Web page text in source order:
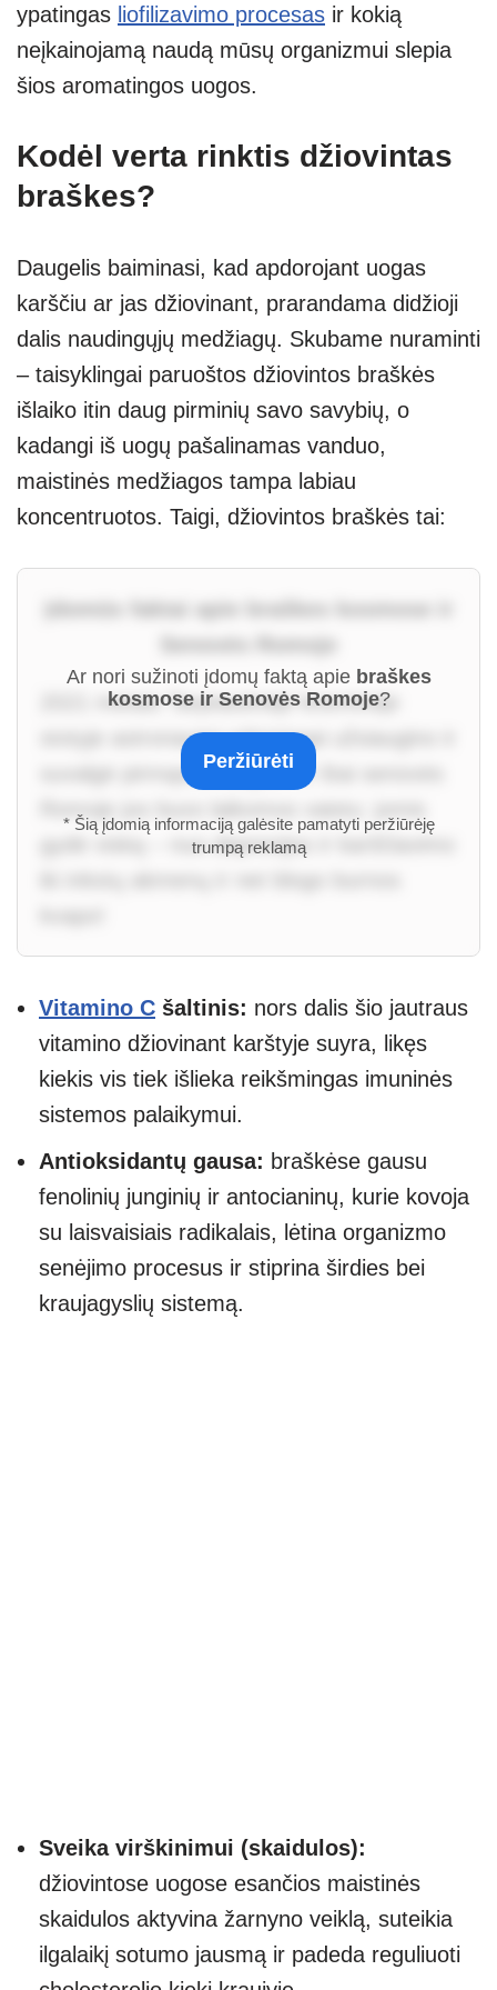
ypatingas liofilizavimo procesas ir kokią
neįkainojamą naudą mūsų organizmui slepia
šios aromatingos uogos.
Kodėl verta rinktis džiovintas
braškes?
Daugelis baiminasi, kad apdorojant uogas
karščiu ar jas džiovinant, prarandama didžioji
dalis naudingųjų medžiagų. Skubame nuraminti
– taisyklingai paruoštos džiovintos braškės
išlaiko itin daug pirminių savo savybių, o
kadangi iš uogų pašalinamas vanduo,
maistinės medžiagos tampa labiau
koncentruotos. Taigi, džiovintos braškės tai:
Įdomūs faktai apie braškes kosmose ir
Senovės Romoje
2021 metais Tarptautinėje kosminėje
stotyje astronautai sėkmingai užsiaugino ir
suvalgė pirmąsias uogas. O štai senovės
Romoje jos buvo laikomos vaistu: jomis
gydė viską – nuo depresijos ir karščiavimo
Ar nori sužinoti įdomų faktą apie braškes
kosmose ir Senovės Romoje?
Peržiūrėti
* Šią įdomią informaciją galėsite pamatyti peržiūrėję
trumpą reklamą
Vitamino C šaltinis: nors dalis šio jautraus
vitamino džiovinant karštyje suyra, likęs
kiekis vis tiek išlieka reikšmingas imuninės
sistemos palaikymui.
Antioksidantų gausa: braškėse gausu
fenolinių junginių ir antocianinų, kurie kovoja
su laisvaisiais radikalais, lėtina organizmo
senėjimo procesus ir stiprina širdies bei
kraujagyslių sistemą.
Sveika virškinimui (skaidulos):
džiovintose uogose esančios maistinės
skaidulos aktyvina žarnyno veiklą, suteikia
ilgalaikį sotumo jausmą ir padeda reguliuoti